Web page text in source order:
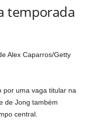
temporada
Alex Caparros/Getty
por uma vaga titular na
de Jong também
central.